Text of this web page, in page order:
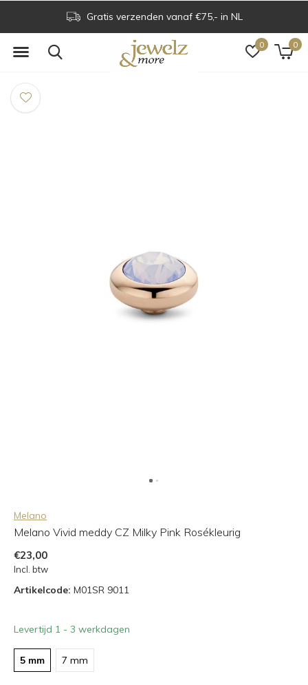
0 0
Gratis verzenden vanaf €75,- in NL
Melano
Melano Vivid meddy CZ Milky Pink Rosékleurig
€23,00
Incl. btw
Artikelcode: M01SR 9011
Levertijd 1 - 3 werkdagen
5 mm 7 mm